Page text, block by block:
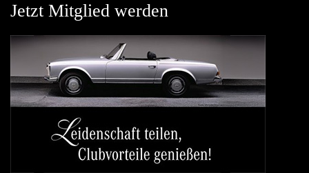
Jetzt Mitglied werden